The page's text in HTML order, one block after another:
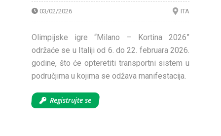
03/02/2026 ITA
Olimpijske igre “Milano – Kortina 2026”
održaće se u Italiji od 6. do 22. februara 2026.
godine, što će opteretiti transportni sistem u
područjima u kojima se odžava manifestacija.
Registrujte se